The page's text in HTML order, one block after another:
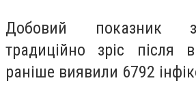
Добовий показник
традиційно зріс після
раніше виявили 6792